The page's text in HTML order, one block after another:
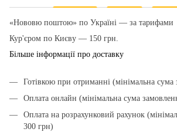
«Нововю поштою» по Україні — за тарифами
Кур'єром по Києву — 150 грн.
Більше інформації про доставку
Готівкою при отриманні (мінімальна
Оплата онлайн (мінімальна сума
Оплата на розрахунковий рахунок
300 грн)